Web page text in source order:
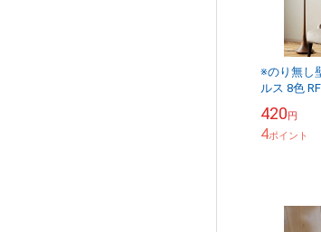
※のり無し
ルス 8色
2028 （購
420円
4ポイント